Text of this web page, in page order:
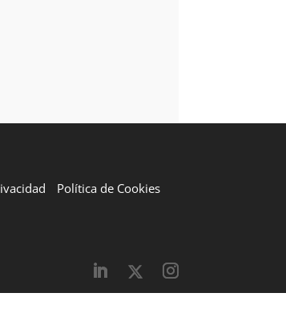
Política de Cookies